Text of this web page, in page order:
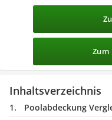
Zum
Inhaltsverzeichnis
Poolabdeckung